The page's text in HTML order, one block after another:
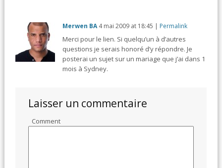
Merwen BA 4 mai 2009 at 18:45 | Permalink
Merci pour le lien. Si quelqu’un à d’autres
questions je serais honoré d’y répondre. Je
posterai un sujet sur un mariage que j’ai dans 1
mois à Sydney.
Laisser un commentaire
Comment